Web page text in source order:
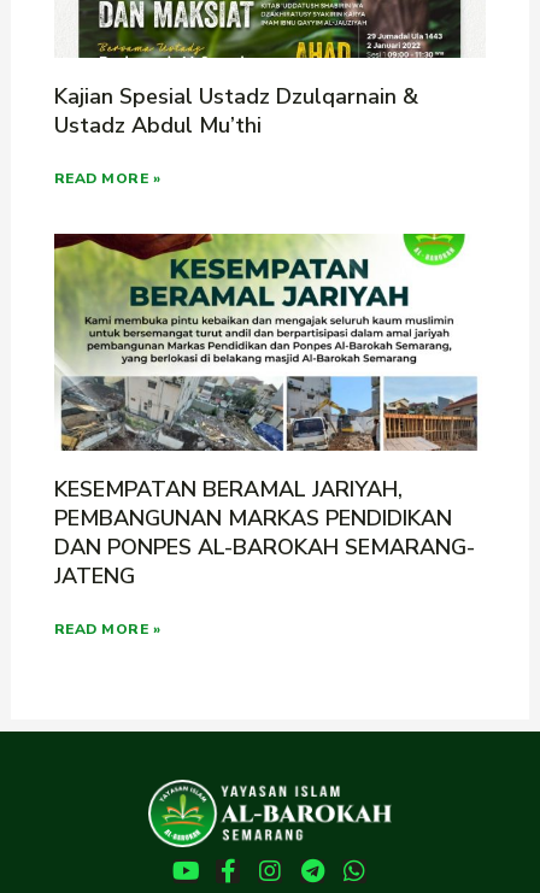
Kajian Spesial Ustadz Dzulqarnain &
Ustadz Abdul Mu’thi
READ MORE »
KESEMPATAN BERAMAL JARIYAH,
PEMBANGUNAN MARKAS PENDIDIKAN
DAN PONPES AL-BAROKAH SEMARANG-
JATENG
READ MORE »